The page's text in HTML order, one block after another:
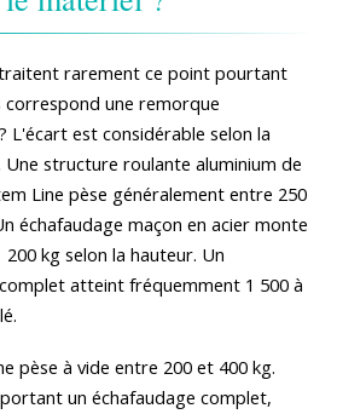
rarement ce point pourtant
correspond une remorque
L'écart est considérable selon la
structure roulante aluminium de
Line pèse généralement entre 250
échafaudage maçon en acier monte
kg selon la hauteur. Un
atteint fréquemment 1 500 à
pèse à vide entre 200 et 400 kg.
un échafaudage complet,